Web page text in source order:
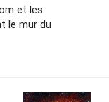
et les
le mur du